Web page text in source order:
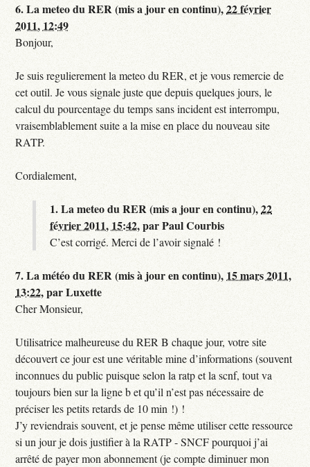
6.La meteo du RER (mis a jour en continu),22 février
2011, 12:49
Bonjour,
Je suis regulierement la meteo du RER, et je vous remercie de
cet outil. Je vous signale juste que depuis quelques jours, le
calcul du pourcentage du temps sans incident est interrompu,
vraisemblablement suite a la mise en place du nouveau site
RATP.
Cordialement,
1.La meteo du RER (mis a jour en continu),22
février 2011, 15:42,parPaul Courbis
C’est corrigé. Merci de l’avoir signalé !
7.La météo du RER (mis à jour en continu), 15 mars 2011,
13:22,parLuxette
Cher Monsieur,
Utilisatrice malheureuse du RER B chaque jour, votre site
découvert ce jour est une véritable mine d’informations (souvent
inconnues du public puisque selon la ratp et la scnf, tout va
toujours bien sur la ligne b et qu’il n’est pas nécessaire de
préciser les petits retards de 10 min !) !
J’y reviendrais souvent, et je pense même utiliser cette ressource
si un jour je dois justifier à la RATP - SNCF pourquoi j’ai
arrêté de payer mon abonnement (je compte diminuer mon